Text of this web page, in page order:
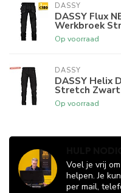
DASSY
DASSY Flux
Werkbroek
Op voorraad
DASSY
DASSY Helix
Stretch Zwart
Op voorraad
Voel je vrij
helpen. Je
per mail,